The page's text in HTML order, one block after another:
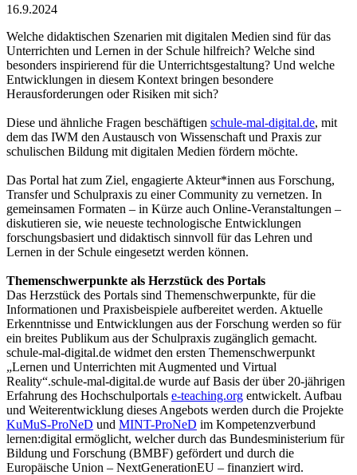
16.9.2024
Welche didaktischen Szenarien mit digitalen Medien sind für das
Unterrichten und Lernen in der Schule hilfreich? Welche sind
besonders inspirierend für die Unterrichtsgestaltung? Und welche
Entwicklungen in diesem Kontext bringen besondere
Herausforderungen oder Risiken mit sich?
Diese und ähnliche Fragen beschäftigen schule-mal-digital.de, mit
dem das IWM den Austausch von Wissenschaft und Praxis zur
schulischen Bildung mit digitalen Medien fördern möchte.
Das Portal hat zum Ziel, engagierte Akteur*innen aus Forschung,
Transfer und Schulpraxis zu einer Community zu vernetzen. In
gemeinsamen Formaten – in Kürze auch Online-Veranstaltungen –
diskutieren sie, wie neueste technologische Entwicklungen
forschungsbasiert und didaktisch sinnvoll für das Lehren und
Lernen in der Schule eingesetzt werden können.
Themenschwerpunkte als Herzstück des Portals
Das Herzstück des Portals sind Themenschwerpunkte, für die
Informationen und Praxisbeispiele aufbereitet werden. Aktuelle
Erkenntnisse und Entwicklungen aus der Forschung werden so für
ein breites Publikum aus der Schulpraxis zugänglich gemacht.
schule-mal-digital.de widmet den ersten Themenschwerpunkt
„Lernen und Unterrichten mit Augmented und Virtual
Reality“.schule-mal-digital.de wurde auf Basis der über 20-jährigen
Erfahrung des Hochschulportals e-teaching.org entwickelt. Aufbau
und Weiterentwicklung dieses Angebots werden durch die Projekte
KuMuS-ProNeD und MINT-ProNeD im Kompetenzverbund
lernen:digital ermöglicht, welcher durch das Bundesministerium für
Bildung und Forschung (BMBF) gefördert und durch die
Europäische Union – NextGenerationEU – finanziert wird.